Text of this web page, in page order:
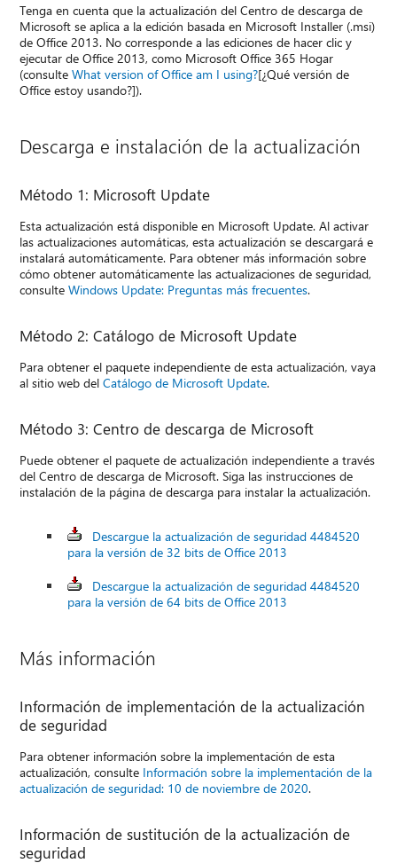
Tenga en cuenta que la actualización del Centro de descarga de
Microsoft se aplica a la edición basada en Microsoft Installer (.msi)
de Office 2013. No corresponde a las ediciones de hacer clic y
ejecutar de Office 2013, como Microsoft Office 365 Hogar
(consulteWhat version of Office am I using?[¿Qué versión de
Office estoy usando?]).
Descarga e instalación de la actualización
Método 1: Microsoft Update
Esta actualización está disponible en Microsoft Update. Al activar
las actualizaciones automáticas, esta actualización se descargará e
instalará automáticamente. Para obtener más información sobre
cómo obtener automáticamente las actualizaciones de seguridad,
consulteWindows Update: Preguntas más frecuentes.
Método 2: Catálogo de Microsoft Update
Para obtener el paquete independiente de esta actualización, vaya
al sitio web delCatálogo de Microsoft Update.
Método 3: Centro de descarga de Microsoft
Puede obtener el paquete de actualización independiente a través
del Centro de descarga de Microsoft. Siga las instrucciones de
instalación de la página de descarga para instalar la actualización.
Descargue la actualización de seguridad 4484520
para la versión de 32 bits de Office 2013
Descargue la actualización de seguridad 4484520
para la versión de 64 bits de Office 2013
Más información
Información de implementación de la actualización
de seguridad
Para obtener información sobre la implementación de esta
actualización, consulte Información sobre la implementación de la
actualización de seguridad: 10 de noviembre de 2020.
Información de sustitución de la actualización de
seguridad